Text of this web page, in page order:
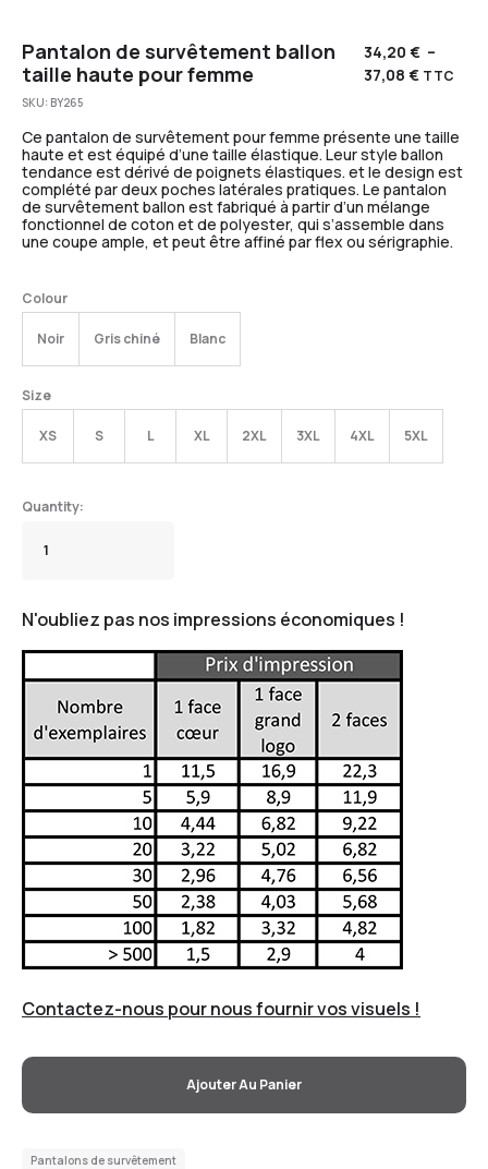
Pantalon de survêtement ballon
taille haute pour femme
34,20€ –
37,08€ TTC
SKU: BY265
Ce pantalon de survêtement pour femme présente une taille
haute et est équipé d’une taille élastique. Leur style ballon
tendance est dérivé de poignets élastiques. et le design est
complété par deux poches latérales pratiques. Le pantalon
de survêtement ballon est fabriqué à partir d’un mélange
fonctionnel de coton et de polyester, qui s’assemble dans
une coupe ample, et peut être affiné par flex ou sérigraphie.
Colour
Noir Gris chiné Blanc
Size
XS S L XL 2XL 3XL 4XL 5XL
N'oubliez pas nos impressions économiques !
Contactez-nous pour nous fournir vos visuels !
Ajouter Au Panier
Pantalons de survêtement